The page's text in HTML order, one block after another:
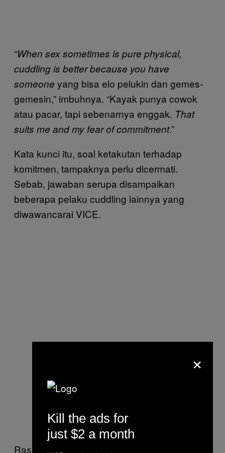
“When sex sometimes is pure physical,
cuddling is better because you have
someone yang bisa elo pelukin dan gemes-
gemesin,” imbuhnya. “Kayak punya cowok
atau pacar, tapi sebenarnya enggak. That
suits me and my fear of commitment.”
Kata kunci itu, soal ketakutan terhadap
komitmen, tampaknya perlu dicermati.
Sebab, jawaban serupa disampaikan
beberapa pelaku cuddling lainnya yang
diwawancarai VICE.
Rashy, laki-laki dari Bekasi berumur 19
×
Kill the ads for
just $2 a month